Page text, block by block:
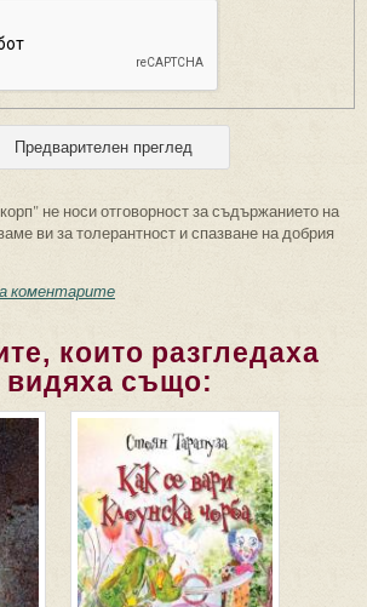
не носи отговорност за съдържанието на
ви за толерантност и спазване на добрия
коментарите
които разгледаха
видяха също: